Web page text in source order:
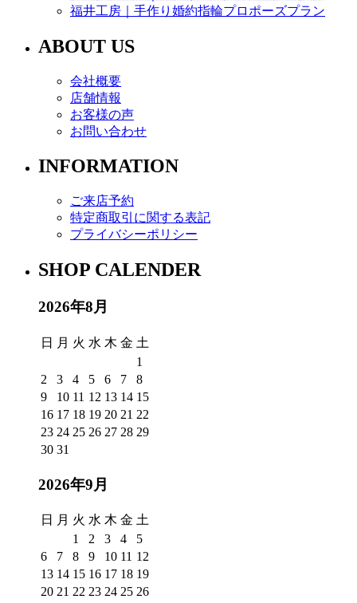
福井工房｜手作り婚約指輪プロポーズプラン
ABOUT US
会社概要
店舗情報
お客様の声
お問い合わせ
INFORMATION
ご来店予約
特定商取引に関する表記
プライバシーポリシー
SHOP CALENDER
2026年8月
日 月 火 水 木 金 土
1
2
3 4 5 6 7
8
9
10 11 12 13 14 15
16 17 18 19 20 21 22
23 24 25 26 27 28 29
30 31
2026年9月
日 月 火 水 木 金 土
1
2 3 4
5
6
7 8 9 10 11 12
13 14 15 16 17 18 19
20 21 22 23 24 25 26